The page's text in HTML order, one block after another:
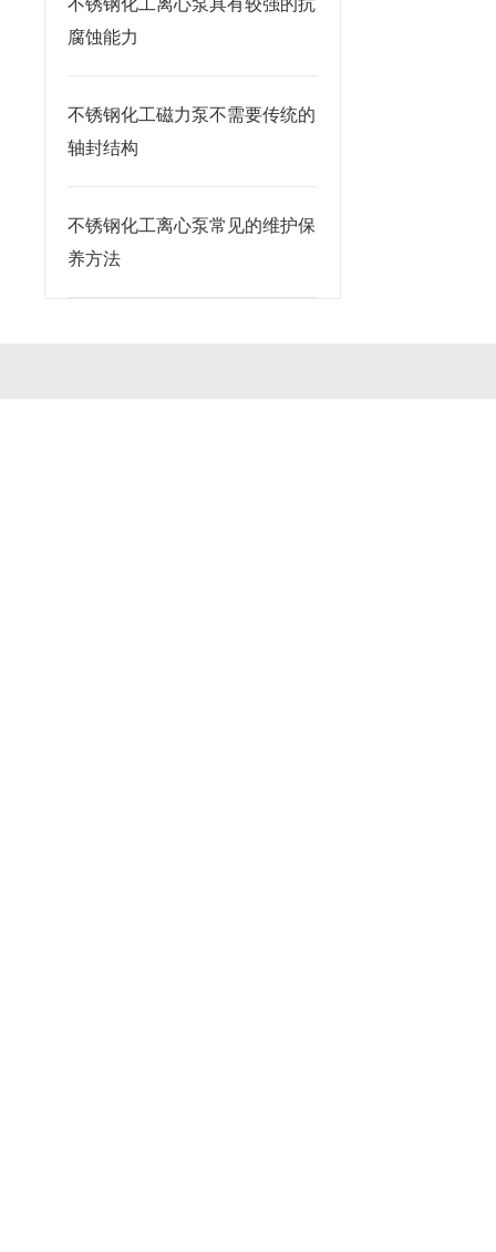
不锈钢化工离心泵具有较强的抗
腐蚀能力
不锈钢化工磁力泵不需要传统的
轴封结构
不锈钢化工离心泵常见的维护保
养方法